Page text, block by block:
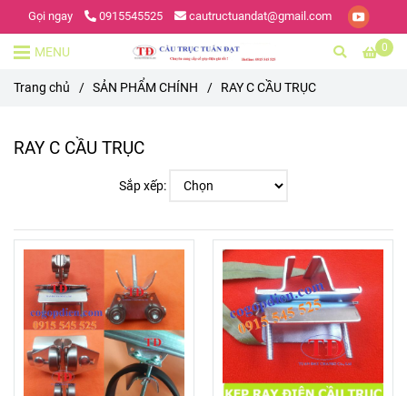
Gọi ngay 0915545525 cautructuandat@gmail.com
0
MENU
Trang chủ / SẢN PHẨM CHÍNH / RAY C CẦU TRỤC
RAY C CẦU TRỤC
Sắp xếp: